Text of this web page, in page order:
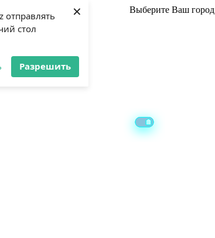
отправлять
стол
Разрешить
× Выберите Ваш город